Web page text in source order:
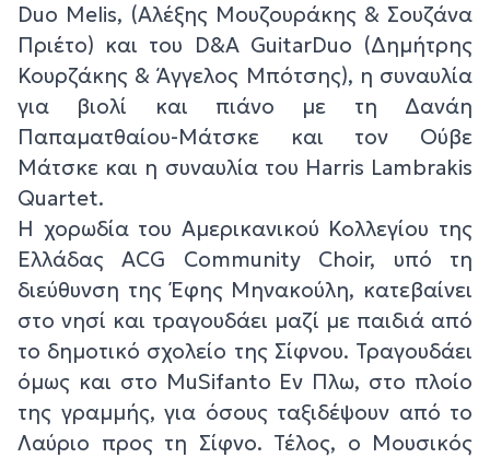
Duo Melis, (Αλέξης Μουζουράκης & Σουζάνα
Πριέτο) και του D&A GuitarDuo (Δημήτρης
Κουρζάκης & Άγγελος Μπότσης), η συναυλία
για βιολί και πιάνο με τη Δανάη
Παπαματθαίου-Μάτσκε και τον Ούβε
Μάτσκε και η συναυλία του Harris Lambrakis
Quartet.
Η χορωδία του Αμερικανικού Κολλεγίου της
Ελλάδας ACG Community Choir, υπό τη
διεύθυνση της Έφης Μηνακούλη, κατεβαίνει
στο νησί και τραγουδάει μαζί με παιδιά από
το δημοτικό σχολείο της Σίφνου. Τραγουδάει
όμως και στο MuSifanto Εν Πλω, στο πλοίο
της γραμμής, για όσους ταξιδέψουν από το
Λαύριο προς τη Σίφνο. Τέλος, ο Μουσικός